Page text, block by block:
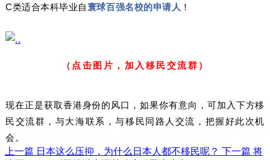
C类适合本科毕业自 寰球百强名校的申请人 ！
（点击图片，加入移民交流群）
现在正是获取香港身份的风口，如果你有意向，可加入下方移
民交流群，与大海联系，与移民同路人交流，把握好此次机
会。
上一篇 日本这么压抑，为什么日本人都不移民呢？ 下一篇 将